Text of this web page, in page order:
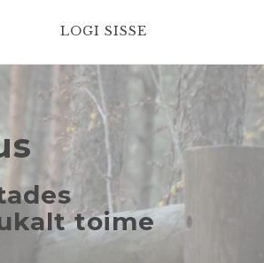
LOGI SISSE
toime